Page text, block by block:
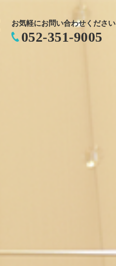
お気軽にお問い合わせください
052-351-9005